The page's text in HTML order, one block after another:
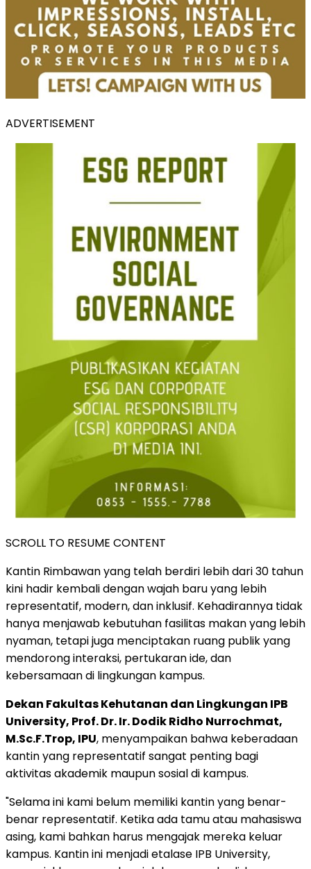
ADVERTISEMENT
SCROLL TO RESUME CONTENT
Kantin Rimbawan yang telah berdiri lebih dari 30 tahun
kini hadir kembali dengan wajah baru yang lebih
representatif, modern, dan inklusif. Kehadirannya tidak
hanya menjawab kebutuhan fasilitas makan yang lebih
nyaman, tetapi juga menciptakan ruang publik yang
mendorong interaksi, pertukaran ide, dan
kebersamaan di lingkungan kampus.
Dekan Fakultas Kehutanan dan Lingkungan IPB
University, Prof. Dr. Ir. Dodik Ridho Nurrochmat,
M.Sc.F.Trop, IPU, menyampaikan bahwa keberadaan
kantin yang representatif sangat penting bagi
aktivitas akademik maupun sosial di kampus.
"Selama ini kami belum memiliki kantin yang benar-
benar representatif. Ketika ada tamu atau mahasiswa
asing, kami bahkan harus mengajak mereka keluar
kampus. Kantin ini menjadi etalase IPB University,